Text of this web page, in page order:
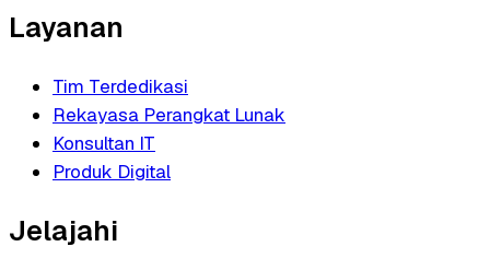
Layanan
Tim Terdedikasi
Rekayasa Perangkat Lunak
Konsultan IT
Produk Digital
Jelajahi